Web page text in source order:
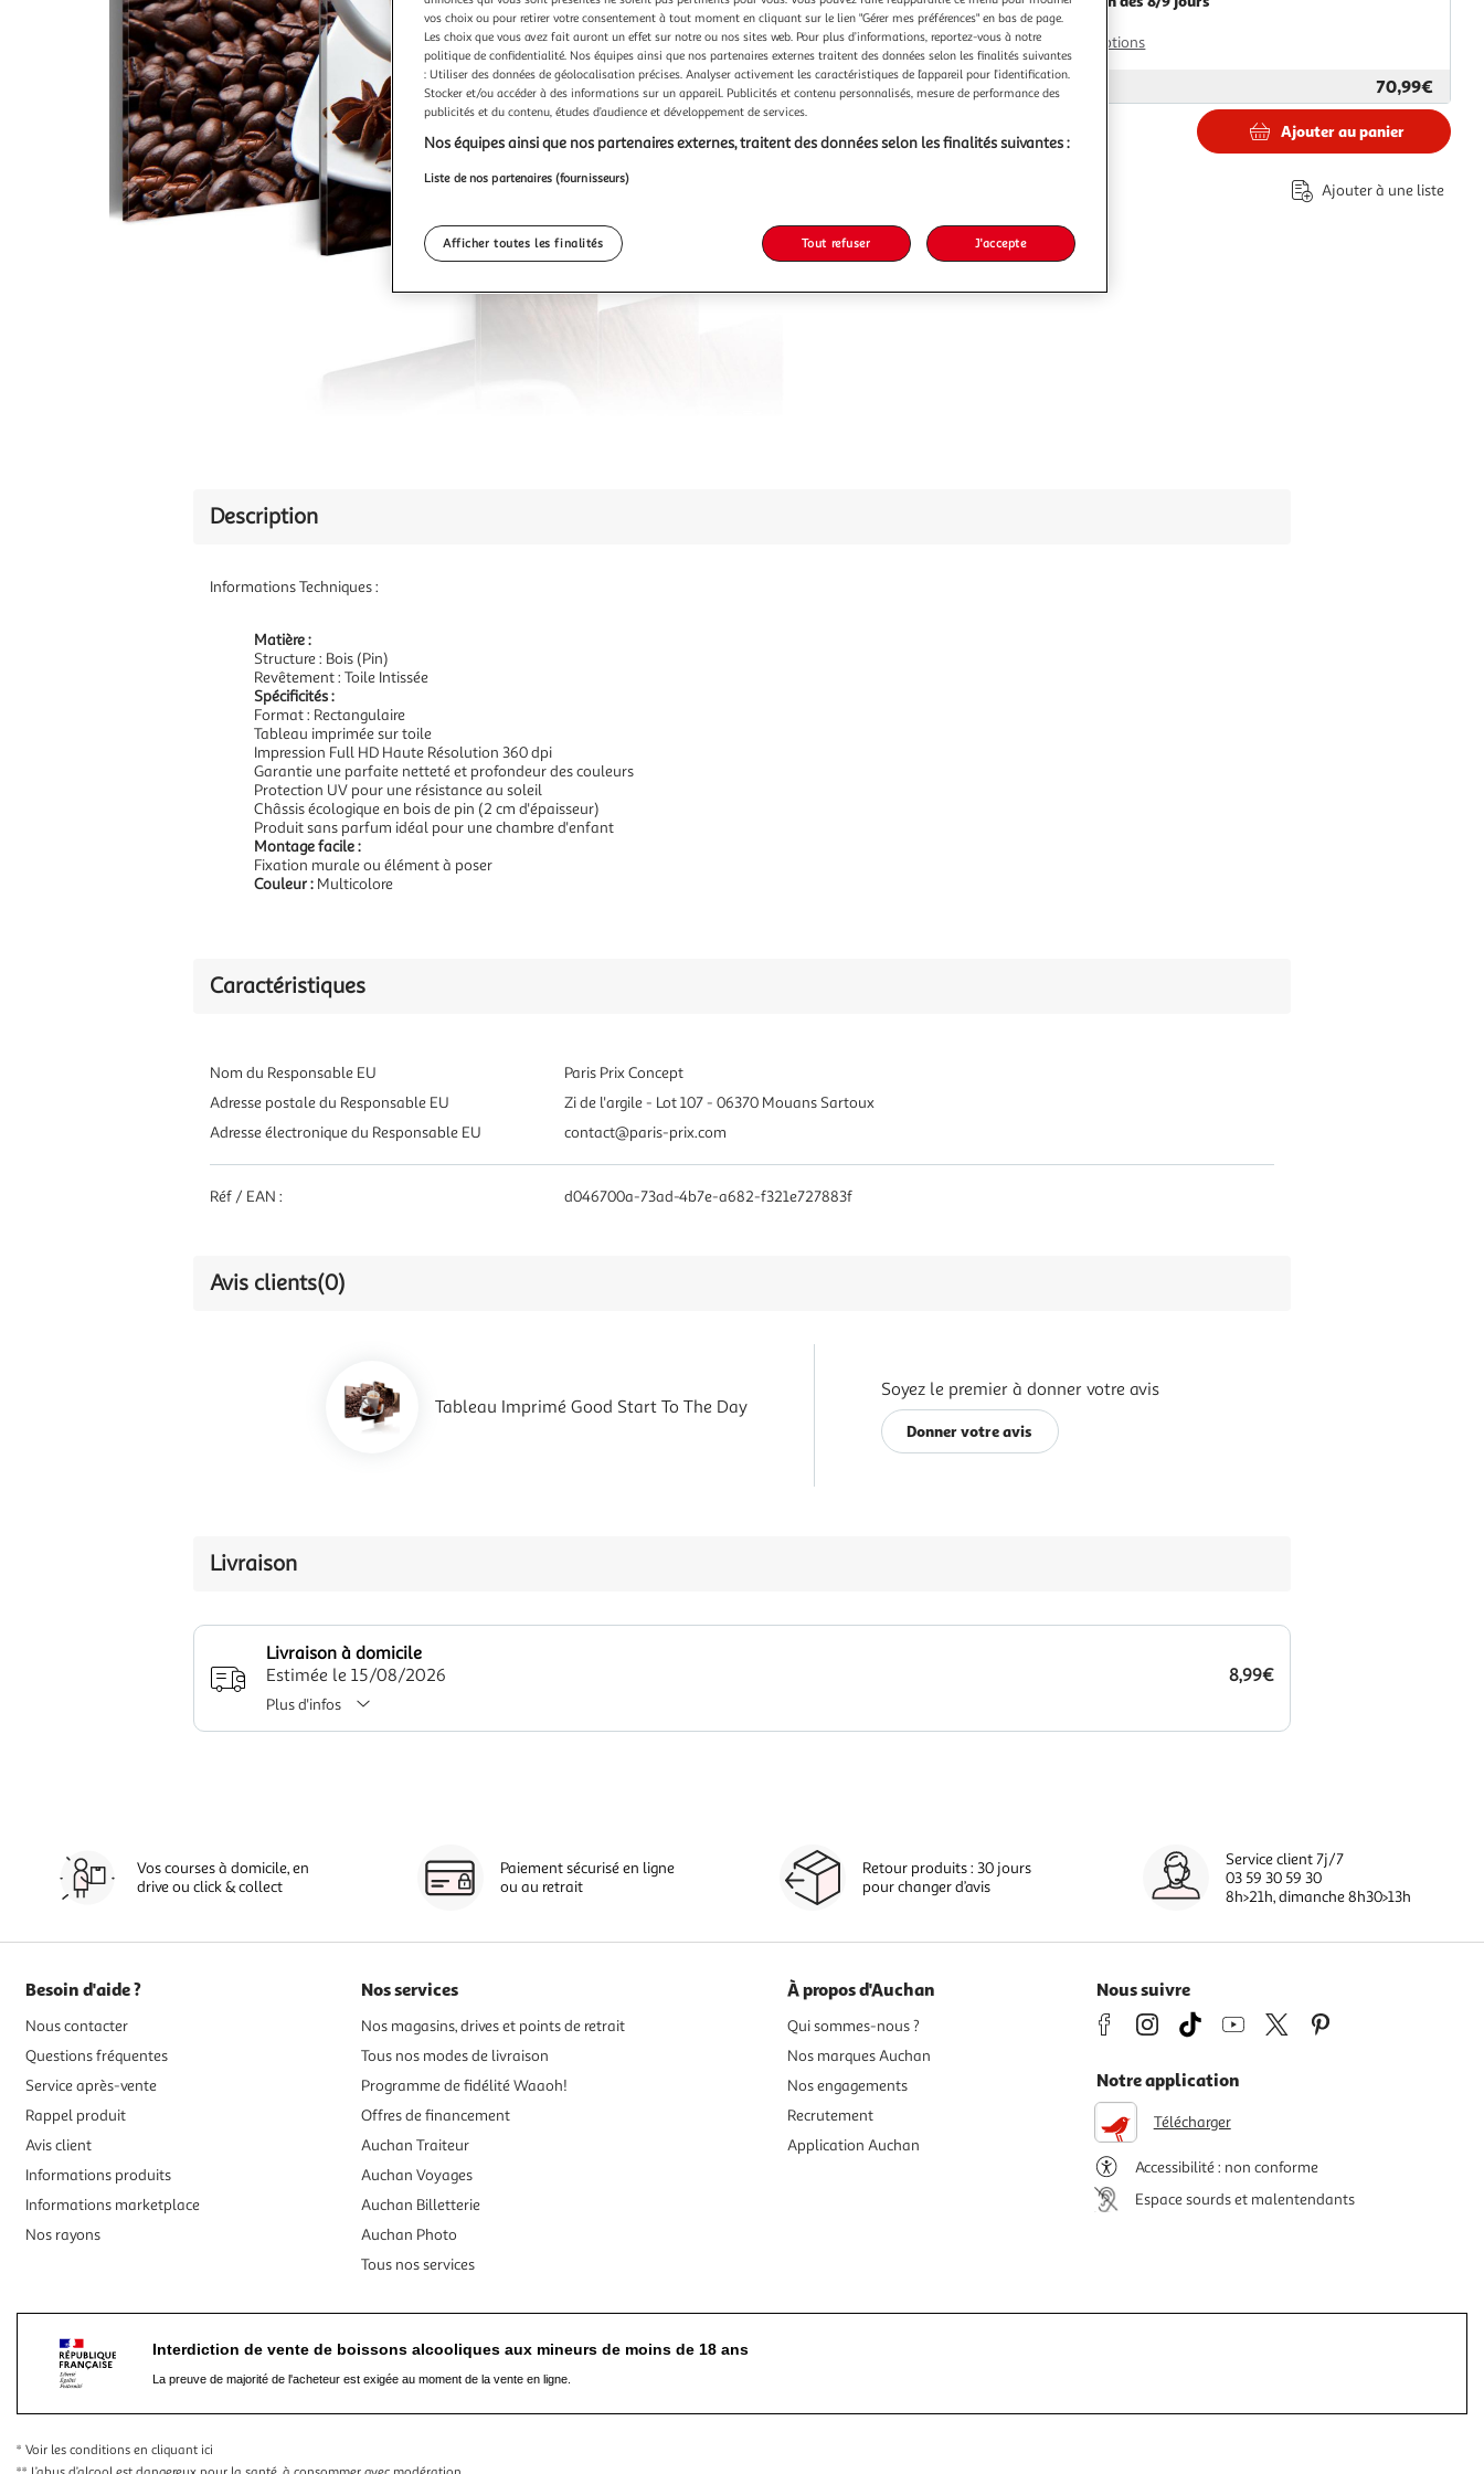
8,99€
Plus d'options
Vendu parParis Prix 70,99€
70,99€
Ajouter au panier
Ajouter à une liste
Description
Informations Techniques :
Matière :
Structure : Bois (Pin)
Revêtement : Toile Intissée
Spécificités :
Format : Rectangulaire
Tableau imprimée sur toile
Impression Full HD Haute Résolution 360 dpi
Garantie une parfaite netteté et profondeur des couleurs
Protection UV pour une résistance au soleil
Châssis écologique en bois de pin (2 cm d'épaisseur)
Produit sans parfum idéal pour une chambre d'enfant
Montage facile :
Fixation murale ou élément à poser
Couleur : Multicolore
Caractéristiques
Nom du Responsable EU
Paris Prix Concept
Adresse postale du Responsable EU
Zi de l'argile - Lot 107 - 06370 Mouans Sartoux
Adresse électronique du Responsable EU
contact@paris-prix.com
Réf / EAN : d046700a-73ad-4b7e-a682-f321e727883f
Avis clients(0)
Tableau Imprimé Good Start To The Day
Soyez le premier à donner votre avis
Donner votre avis
Livraison
Livraison à domicile
Estimée le 15/08/2026
8,99€
Plus d'infos
Vos courses à domicile, en
drive ou click & collect
Paiement sécurisé en ligne
ou au retrait
Retour produits : 30 jours
pour changer d’avis
Service client 7j/7
03 59 30 59 30
8h>21h, dimanche 8h30>13h
Besoin d'aide ?
Nous contacter
Questions fréquentes
Service après-vente
Rappel produit
Avis client
Informations produits
Informations marketplace
Nos rayons
Nos services
Nos magasins, drives et points de retrait
Tous nos modes de livraison
Programme de fidélité Waaoh!
Offres de financement
Auchan Traiteur
Auchan Voyages
Auchan Billetterie
Auchan Photo
Tous nos services
À propos d'Auchan
Qui sommes-nous ?
Nos marques Auchan
Nos engagements
Recrutement
Application Auchan
Nous suivre
Notre application
Télécharger
Accessibilité : non conforme
Espace sourds et malentendants
Interdiction de vente de boissons alcooliques aux mineurs de moins de 18 ans
La preuve de majorité de l'acheteur est exigée au moment de la vente en ligne.
* Voir les conditions en cliquant ici
vos choix ou pour retirer votre consentement à tout moment en cliquant sur le lien "Gérer mes préférences" en bas de page.
Les choix que vous avez fait auront un effet sur notre ou nos sites web. Pour plus d’informations, reportez-vous à notre
politique de confidentialité. Nos équipes ainsi que nos partenaires externes traitent des données selon les finalités suivantes
: Utiliser des données de géolocalisation précises. Analyser activement les caractéristiques de l’appareil pour l’identification.
Stocker et/ou accéder à des informations sur un appareil. Publicités et contenu personnalisés, mesure de performance des
publicités et du contenu, études d’audience et développement de services.
Nos équipes ainsi que nos partenaires externes, traitent des données selon les finalités suivantes :
Liste de nos partenaires (fournisseurs)
Afficher toutes les finalités Tout refuser J'accepte